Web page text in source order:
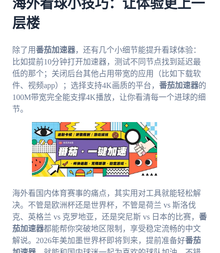
海外看球小技巧：让体验更上一
层楼
除了用番茄加速器，还有几个小细节能提升看球体验：
比如提前10分钟打开加速器，测试不同节点找到延迟最
低的那个；关闭后台其他占用带宽的应用（比如下载软
件、视频app）；选择支持4K画质的平台， 番茄加速器的
100M带宽完全能支撑4K播放，让你看清每一个进球的细
节。
海外看国内体育赛事的痛点，其实用对工具就能轻松解
决。不管是欧洲杯还是世界杯，不管是荷兰 vs 斯洛伐
克、英格兰 vs 克罗地亚，还是突尼斯 vs 日本的比赛， 番
茄加速器都能帮你突破地区限制，享受稳定流畅的中文
解说。2026年美加墨世界杯即将到来，提前准备好番茄